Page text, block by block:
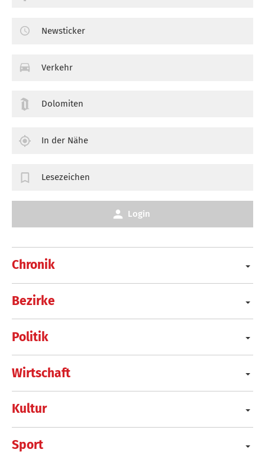
Chronik
Bezirke
Politik
Wirtschaft
Kultur
Sport
Newsticker
Verkehr
Dolomiten
In der Nähe
Lesezeichen
Login